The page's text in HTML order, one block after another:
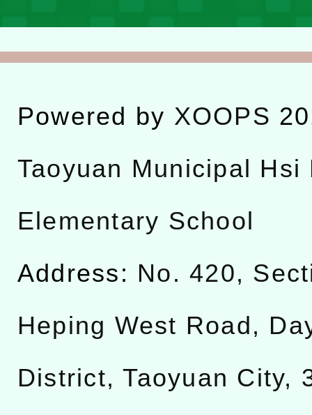
Powered by XOOPS
Taoyuan Municipal Hsi
Elementary School
Address: No. 420,
Heping West Road,
District, Taoyuan City,